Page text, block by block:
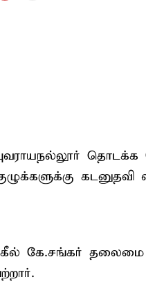
தொடக்க
கடனுதவி
கே.சங்கர் தலைமை